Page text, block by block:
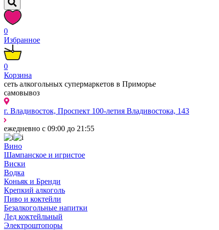
0
Избранное
0
Корзина
сеть алкогольных супермаркетов в Приморье
самовывоз
г. Владивосток, Проспект 100-летия Владивостока, 143
ежедневно с 09:00 до 21:55
Вино
Шампанское и игристое
Виски
Водка
Коньяк и Бренди
Крепкий алкоголь
Пиво и коктейли
Безалкогольные напитки
Лед коктейльный
Электроштопоры